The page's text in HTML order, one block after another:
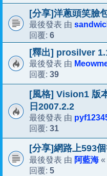
[分享]洋蔥頭笑臉
最後發表 由
回覆: 6
[釋出] prosilver
最後發表 由
回覆: 39
[風格] Vision1 版
日2007.2.2
最後發表 由
回覆: 31
[分享]網路上593
最後發表 由 阿藍海 «
回覆: 5